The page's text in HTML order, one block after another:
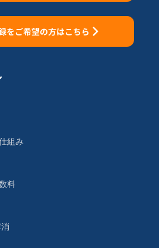
をご希望の方はこちら
組み
料